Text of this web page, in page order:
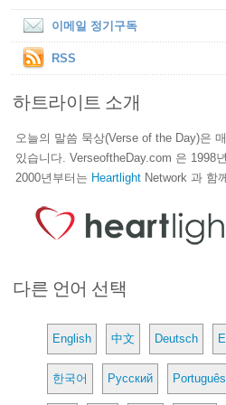
이메일 정기구독
RSS
하트라이트 소개
오늘의 말씀 묵상(Verse of the Day)은
있습니다. VerseoftheDay.com 은 1998
2000년부터는 Heartlight Network 과 함
다른 언어 선택
English 中文 Deutsch
한국어 Русский Português